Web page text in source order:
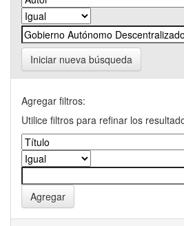
Iniciar nueva búsqueda
Agregar filtros:
Utilice filtros para refinar los